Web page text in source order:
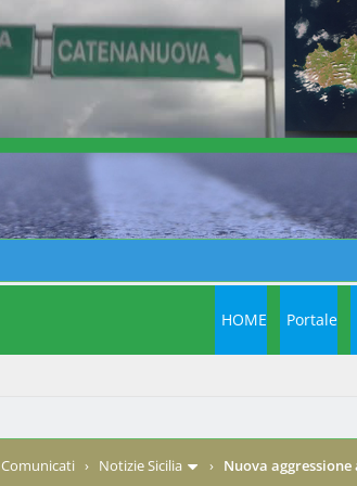
HOME Portale
Comunicati › Notizie Sicilia › Nuova